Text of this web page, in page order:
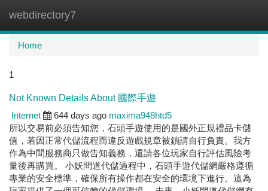
webdirectory7
Home
1
Not Known Details About 國際手遊
Internet
644 days ago maxima948htd5
所以交易前必須告知您，石頭手遊使用的是國外正規禮品卡儲
值，若因正常代儲流程而違反遊戲規章被鎖請自行負責。我方
作為中間服務商只做告知義務，還請各位玩家自行評估風險考
量後再購買。 小妖問道代儲過程中，石頭手遊代儲網嚴格遵循
專業的安全標準，確保所有操作都在安全的環境下進行。這為